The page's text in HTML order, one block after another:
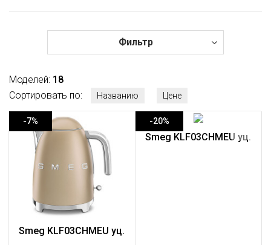
техника
Фильтр
Моделей: 18
Сортировать по:
Названию Цене
-7%
Smeg KLF03CHMEU уц.
-20%
Smeg KLF03CHMEU уц.